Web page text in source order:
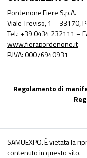
Pordenone Fiere S.p.A.
Viale Treviso, 1 – 33170,
Tel.: +39 0434 232111 –
www.fierapordenone.it
P.IVA: 00076940931
Regolamento di
SAMUEXPO. È vietata la
contenuto in questo sito.